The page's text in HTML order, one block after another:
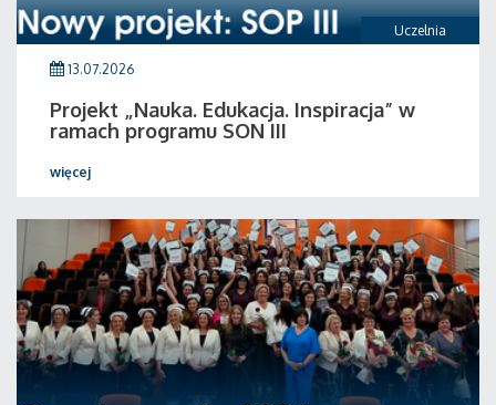
Uczelnia
13.07.2026
Projekt „Nauka. Edukacja. Inspiracja” w
ramach programu SON III
więcej